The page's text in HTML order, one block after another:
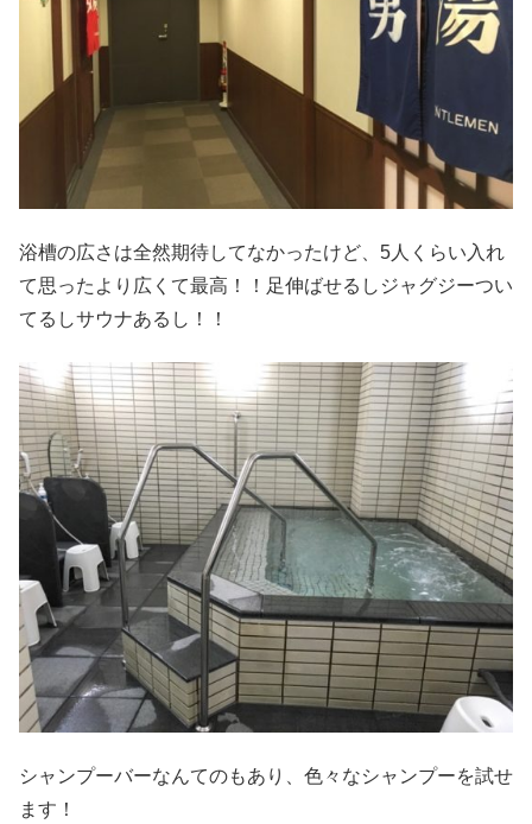
浴槽の広さは全然期待してなかったけど、5人くらい入れ
て思ったより広くて最高！！足伸ばせるしジャグジーつい
てるしサウナあるし！！
シャンプーバーなんてのもあり、色々なシャンプーを試せ
ます！